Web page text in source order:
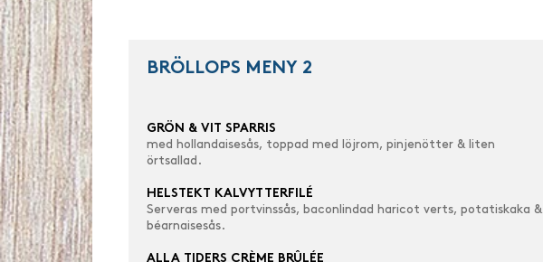
BRÖLLOPS MENY 2
GRÖN & VIT SPARRIS
med hollandaisesås, toppad med löjrom, pinjenötter & liten
örtsallad.
HELSTEKT KALVYTTERFILÉ
Serveras med portvinssås, baconlindad haricot verts, potatiskaka &
béarnaisesås.
ALLA TIDERS CRÈME BRÛLÉE